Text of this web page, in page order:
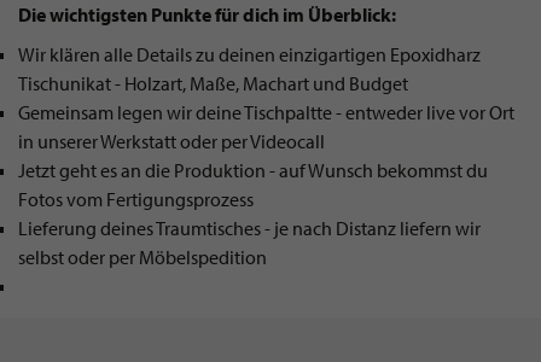
Die wichtigsten Punkte für dich im Überblick:
Wir klären alle Details zu deinen einzigartigen Epoxidharz
Tischunikat - Holzart, Maße, Machart und Budget
Gemeinsam legen wir deine Tischpaltte - entweder live vor Ort
in unserer Werkstatt oder per Videocall
Jetzt geht es an die Produktion - auf Wunsch bekommst du
Fotos vom Fertigungsprozess
Lieferung deines Traumtisches - je nach Distanz liefern wir
selbst oder per Möbelspedition